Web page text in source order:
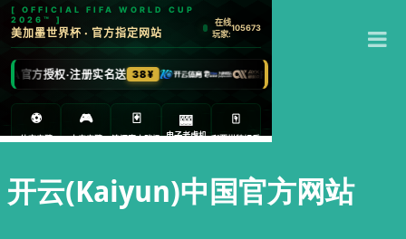
开云(Kaiyun)中国官方网站